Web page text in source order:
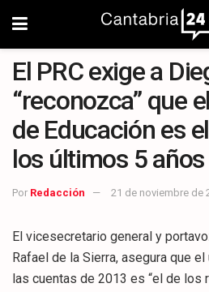
El PRC exige a
“reconozca” que
de Educación es
los últimos 5 años
Por Redacción 21 de noviembre de
El vicesecretario general y
Rafael de la Sierra, asegura que
las cuentas de 2013 es “el de los